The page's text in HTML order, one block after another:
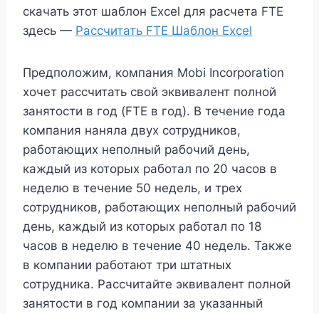
скачать этот шаблон Excel для расчета FTE
здесь — Рассчитать FTE Шаблон Excel
Предположим, компания Mobi Incorporation
хочет рассчитать свой эквивалент полной
занятости в год (FTE в год). В течение года
компания наняла двух сотрудников,
работающих неполный рабочий день,
каждый из которых работал по 20 часов в
неделю в течение 50 недель, и трех
сотрудников, работающих неполный рабочий
день, каждый из которых работал по 18
часов в неделю в течение 40 недель. Также
в компании работают три штатных
сотрудника. Рассчитайте эквивалент полной
занятости в год компании за указанный